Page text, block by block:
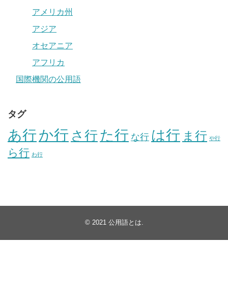
アメリカ州
アジア
オセアニア
アフリカ
国際機関の公用語
タグ
あ行か行 さ行た行 な行 は行 ま行 や行
ら行 わ行
© 2021 公用語とは.